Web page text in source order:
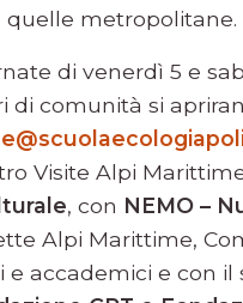
quelle metropolitane.
di venerdì 5 e
di comunità si
Visite Alpi
, con NEMO –
Alpi Marittime,
accademici e con il